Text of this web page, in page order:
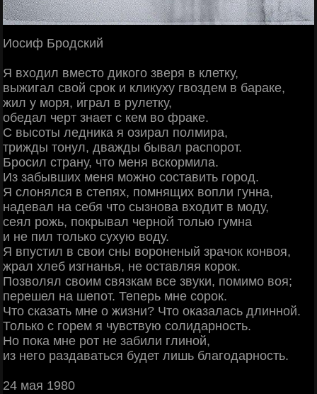
Иосиф Бродский
Я входил вместо дикого зверя в клетку,
выжигал свой срок и кликуху гвоздем в бараке,
жил у моря, играл в рулетку,
обедал черт знает с кем во фраке.
С высоты ледника я озирал полмира,
трижды тонул, дважды бывал распорот.
Бросил страну, что меня вскормила.
Из забывших меня можно составить город.
Я слонялся в степях, помнящих вопли гунна,
надевал на себя что сызнова входит в моду,
сеял рожь, покрывал черной толью гумна
и не пил только сухую воду.
Я впустил в свои сны вороненый зрачок конвоя,
жрал хлеб изгнанья, не оставляя корок.
Позволял своим связкам все звуки, помимо воя;
перешел на шепот. Теперь мне сорок.
Что сказать мне о жизни? Что оказалась длинной.
Только с горем я чувствую солидарность.
Но пока мне рот не забили глиной,
из него раздаваться будет лишь благодарность.
24 мая 1980